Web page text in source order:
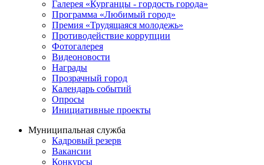
Галерея «Курганцы - гордость города»
Программа «Любимый город»
Премия «Трудящаяся молодежь»
Противодействие коррупции
Фотогалерея
Видеоновости
Награды
Прозрачный город
Календарь событий
Опросы
Инициативные проекты
Муниципальная служба
Кадровый резерв
Вакансии
Конкурсы